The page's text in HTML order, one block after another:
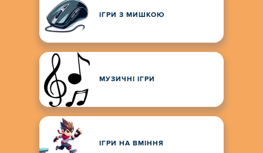
ІГРИ З МИШКОЮ
МУЗИЧНІ ІГРИ
ІГРИ НА ВМІННЯ